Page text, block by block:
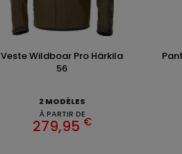
Veste Wildboar Pro Härkila
56
2 MODÈLES
À PARTIR DE
279,95 €